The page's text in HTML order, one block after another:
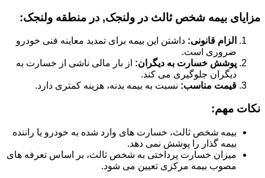
مزایای بیمه شخص ثالث در ولنجک, در منطقه ولنجک:
الزام قانونی: داشتن این بیمه برای تمدید معاینه فنی خودرو
ضروری است.
پوشش خسارت به دیگران: از بار مالی ناشی از خسارت به
دیگران جلوگیری می کند.
قیمت مناسب: نسبت به بیمه بدنه، هزینه کمتری دارد.
نکات مهم:
بیمه شخص ثالث، خسارت های وارد شده به خودرو یا راننده
بیمه گذار را پوشش نمی دهد.
میزان خسارت پرداختی به شخص ثالث، بر اساس تعرفه های
مصوب بیمه مرکزی تعیین می شود.